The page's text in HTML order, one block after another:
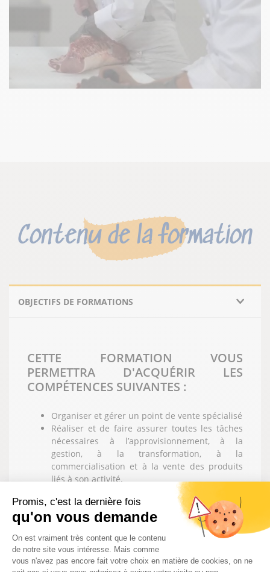
Promis, c'est la dernière fois
qu'on vous demande
Plateforme de Gestion du
On est vraiment très content que le contenu
de notre site vous intéresse. Mais comme
vous n'avez pas encore fait votre choix en matière de cookies, on ne
Contenu de la formation
OBJECTIFS DE FORMATIONS
CETTE FORMATION VOUS
PERMETTRA D'ACQUÉRIR LES
COMPÉTENCES SUIVANTES :
Organiser et gérer un point de vente spécialisé
Réaliser et de faire assurer toutes les tâches
nécessaires à l’approvisionnement, à la
gestion, à la transformation, à la
commercialisation et à la vente des produits
liés à son activité.
Choisir les fournisseurs, négocier avec eux et
passer les commandes
Gérer une équipe
LES MATIERES QUI SERONT
ENSEIGNEES :